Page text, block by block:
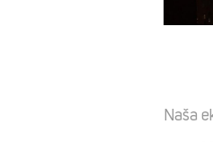
Naša